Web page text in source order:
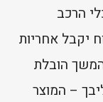
הרכב
יקבל אחריות
הובלת
– המוצר